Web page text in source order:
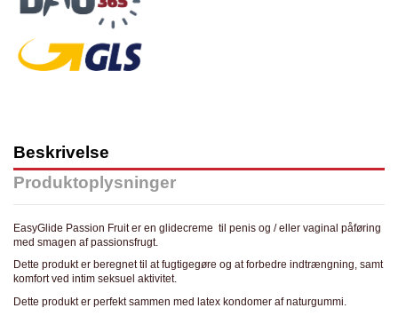
Beskrivelse
Produktoplysninger
EasyGlide Passion Fruit er en glidecreme til penis og / eller vaginal påføring
med smagen af passionsfrugt.
Dette produkt er beregnet til at fugtigegøre og at forbedre indtrængning, samt
komfort ved intim seksuel aktivitet.
Dette produkt er perfekt sammen med latex kondomer af naturgummi.